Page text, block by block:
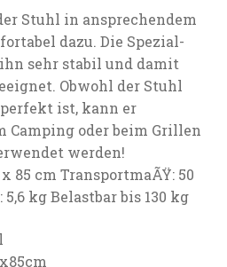
Stuhl in ansprechendem
dazu. Die Spezial-
sehr stabil und damit
Obwohl der Stuhl
ist, kann er
Camping oder beim Grillen
werden!
85 cm TransportmaÃŸ: 50
kg Belastbar bis 130 kg